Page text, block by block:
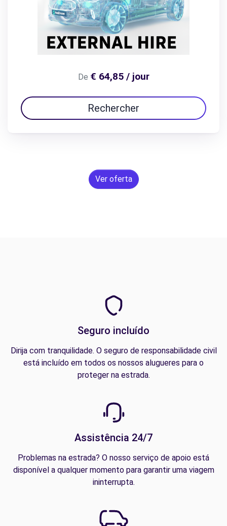
De € 64,85 / jour
Rechercher
Ver oferta
Seguro incluído
Dirija com tranquilidade. O seguro de responsabilidade civil
está incluído em todos os nossos alugueres para o
proteger na estrada.
Assistência 24/7
Problemas na estrada? O nosso serviço de apoio está
disponível a qualquer momento para garantir uma viagem
ininterrupta.